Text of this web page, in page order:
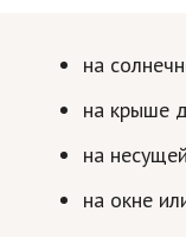
на
на крыше
на
на окне